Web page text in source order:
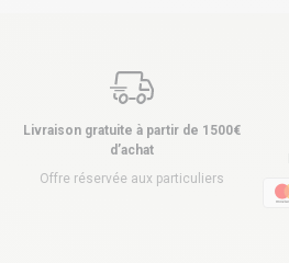
Livraison gratuite à partir de 1500€
d’achat
Offre réservée aux particuliers